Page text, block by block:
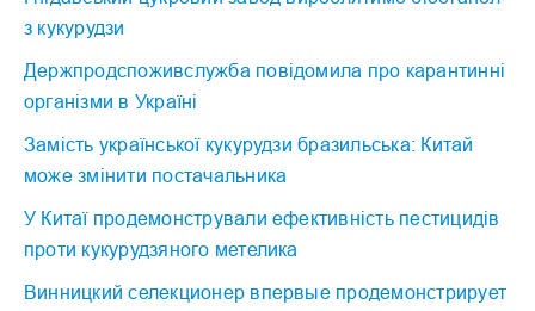
з кукурудзи
Держпродспоживслужба повідомила про карантинні
організми в Україні
Замість української кукурудзи бразильська: Китай
може змінити постачальника
У Китаї продемонстрували ефективність пестицидів
проти кукурудзяного метелика
Винницкий селекционер впервые продемонстрирует